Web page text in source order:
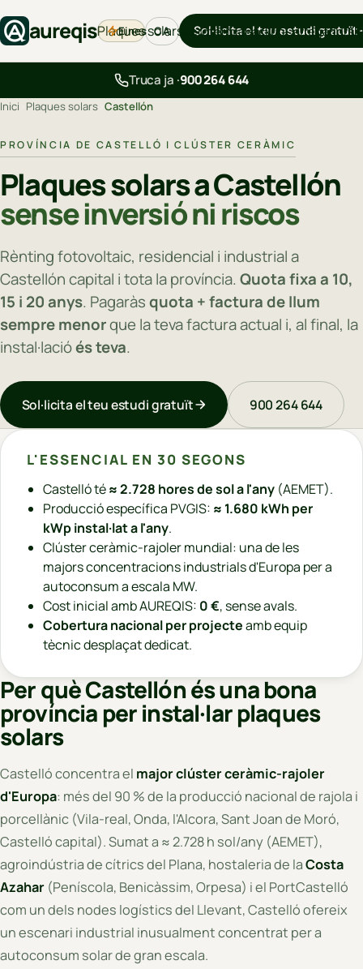
aureqisPlaques solars AerotèrmiaBackupCarregadors
Eines CA Sol·licita el teu estudi gratuït
Truca ja ·900 264 644
Inici Plaques solars Castellón
PROVÍNCIA DE CASTELLÓ I CLÚSTER CERÀMIC
Plaques solars a Castellón
sense inversió ni riscos
Rènting fotovoltaic, residencial i industrial a
Castellón capital i tota la província.Quota fixa a 10,
15 i 20 anys. Pagaràsquota + factura de llum
sempre menorque la teva factura actual i, al final, la
instal·lacióés teva.
Sol·licita el teu estudi gratuït 900 264 644
L'ESSENCIAL EN 30 SEGONS
Castelló té≈ 2.728 hores de sol a l'any (AEMET).
Producció específica PVGIS: ≈ 1.680 kWh per
kWp instal·lat a l'any.
Clúster ceràmic-rajoler mundial: una de les
majors concentracions industrials d'Europa per a
autoconsum a escala MW.
Cost inicial amb AUREQIS: 0 €, sense avals.
Cobertura nacional per projecteamb equip
tècnic desplaçat dedicat.
Per què Castellón és una bona
província per instal·lar plaques
solars
Castelló concentra el major clúster ceràmic-rajoler
d'Europa: més del 90 % de la producció nacional de rajola i
porcellànic (Vila-real, Onda, l'Alcora, Sant Joan de Moró,
Castelló capital). Sumat a ≈ 2.728 h sol/any (AEMET),
agroindústria de cítrics del Plana, hostaleria de laCosta
Azahar (Peníscola, Benicàssim, Orpesa) i el PortCastelló
com un dels nodes logístics del Llevant, Castelló ofereix
un escenari industrial inusualment concentrat per a
autoconsum solar de gran escala.